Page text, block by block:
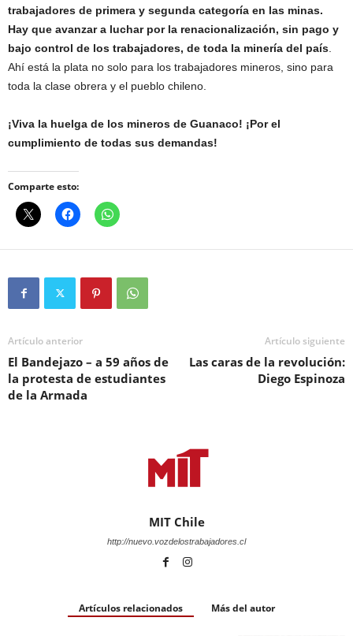
trabajadores de primera y segunda categoría en las minas.
Hay que avanzar a luchar por la renacionalización, sin pago y
bajo control de los trabajadores, de toda la minería del país
Ahí está la plata no solo para los trabajadores mineros, sino para
toda la clase obrera y el pueblo chileno.
¡Viva la huelga de los mineros de Guanaco! ¡Por el
cumplimiento de todas sus demandas!
Comparte esto:
Artículo anterior
El Bandejazo – a 59 años de
la protesta de estudiantes
de la Armada
Artículo siguiente
Las caras de la revolución:
Diego Espinoza
MIT Chile
http://nuevo.vozdelostrabajadores.cl
Artículos relacionados Más del autor